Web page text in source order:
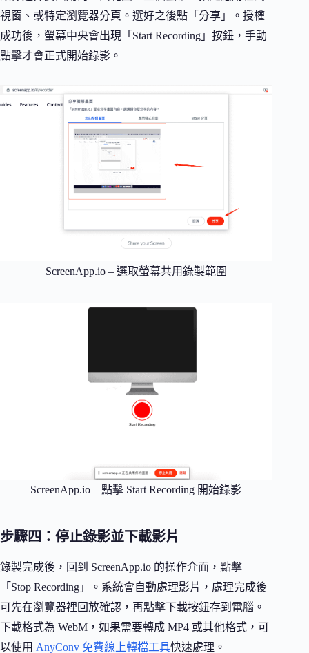
視窗、或特定瀏覽器分頁。選好之後點「分享」。授權
成功後，螢幕中央會出現「Start Recording」按鈕，手動
點擊才會正式開始錄影。
ScreenApp.io – 選取螢幕共用錄製範圍
ScreenApp.io – 點擊 Start Recording 開始錄影
步驟四：停止錄影並下載影片
錄製完成後，回到 ScreenApp.io 的操作介面，點擊
「Stop Recording」。系統會自動處理影片，處理完成後
可先在瀏覽器裡回放確認，再點擊下載按鈕存到電腦。
下載格式為 WebM，如果需要轉成 MP4 或其他格式，可
以使用 AnyConv 免費線上轉檔工具快速處理。